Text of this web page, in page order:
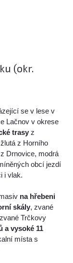
(okr.
se v lese v
Lačnov v okrese
trasy z
z Horního
Drnovice, modrá
obcí jezdí
i vlak.
na hřebeni
skály, zvané
Trčkovy
a vysoké 11
místa s